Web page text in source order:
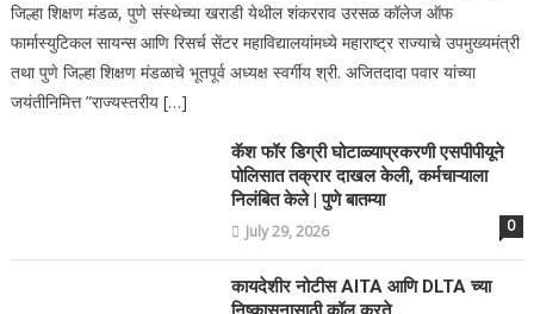
जिल्हा शिक्षण मंडळ, पुणे संस्थेच्या खराडी येथील शंकरराव उरसळ कॉलेज ऑफ
फार्मास्युटिकल सायन्स आणि रिसर्च सेंटर महाविद्यालयांमध्ये महाराष्ट्र राज्याचे उपमुख्यमंत्री
तथा पुणे जिल्हा शिक्षण मंडळाचे भूतपूर्व अध्यक्ष स्वर्गीय श्री. अजितदादा पवार यांच्या
जयंतीनिमित्त ”राज्यस्तरीय […]
कॅश फॉर डिग्री घोटाळ्याप्रकरणी एसपीपीयूने
पोलिसात तक्रार दाखल केली, कर्मचाऱ्याला
निलंबित केले | पुणे बातम्या
July 29, 2026 0
कायदेशीर नोटीस AITA आणि DLTA च्या